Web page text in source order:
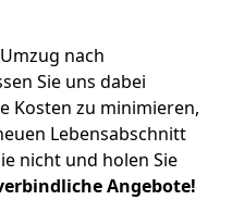
nach
Sie uns dabei
Kosten zu minimieren,
Lebensabschnitt
nicht und holen Sie
Angebote!